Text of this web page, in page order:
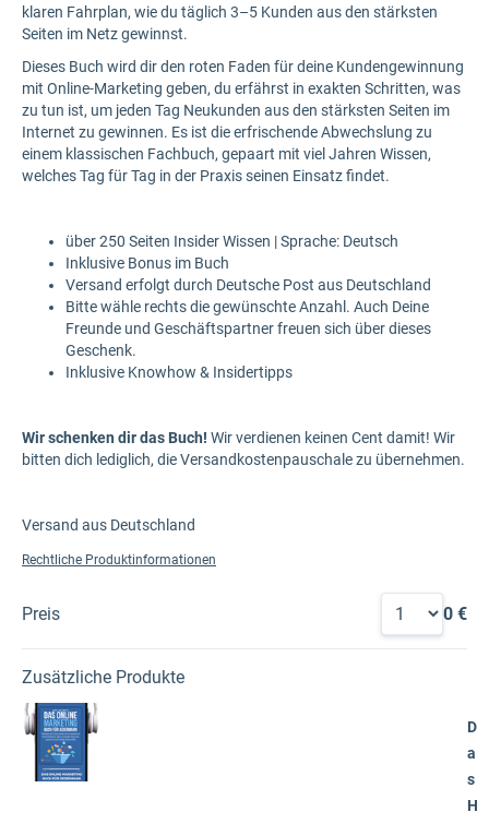
klaren Fahrplan, wie du täglich 3–5 Kunden aus den stärksten
Seiten im Netz gewinnst.
Dieses Buch wird dir den roten Faden für deine Kundengewinnung
mit Online-Marketing geben, du erfährst in exakten Schritten, was
zu tun ist, um jeden Tag Neukunden aus den stärksten Seiten im
Internet zu gewinnen. Es ist die erfrischende Abwechslung zu
einem klassischen Fachbuch, gepaart mit viel Jahren Wissen,
welches Tag für Tag in der Praxis seinen Einsatz findet.
über 250 Seiten Insider Wissen | Sprache: Deutsch
Inklusive Bonus im Buch
Versand erfolgt durch Deutsche Post aus Deutschland
Bitte wähle rechts die gewünschte Anzahl. Auch Deine
Freunde und Geschäftspartner freuen sich über dieses
Geschenk.
Inklusive Knowhow & Insidertipps
Wir schenken dir das Buch! Wir verdienen keinen Cent damit! Wir
bitten dich lediglich, die Versandkostenpauschale zu übernehmen.
Versand aus Deutschland
Rechtliche Produktinformationen
Preis 0 €
Zusätzliche Produkte
D
a
s
H